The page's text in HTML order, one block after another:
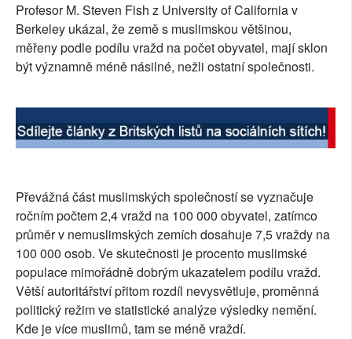
PŘÍSPĚVKY NA PROVOZ
SOCIÁLNÍ SÍTĚ
Profesor M. Steven Fish z University of California v
Berkeley ukázal, že země s muslimskou většinou,
měřeny podle podílu vražd na počet obyvatel, mají sklon
být významně méně násilné, nežli ostatní společnosti.
Převážná část muslimských společností se vyznačuje
ročním počtem 2,4 vražd na 100 000 obyvatel, zatímco
průměr v nemuslimských zemích dosahuje 7,5 vraždy na
100 000 osob. Ve skutečnosti je procento muslimské
populace mimořádně dobrým ukazatelem podílu vražd.
Větší autoritářství přitom rozdíl nevysvětluje, proměnná
politický režim ve statistické analýze výsledky nemění.
Kde je více muslimů, tam se méně vraždí.